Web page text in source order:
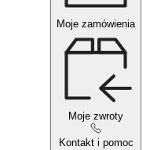
Moje zamówienia
Moje zwroty
Kontakt i pomoc